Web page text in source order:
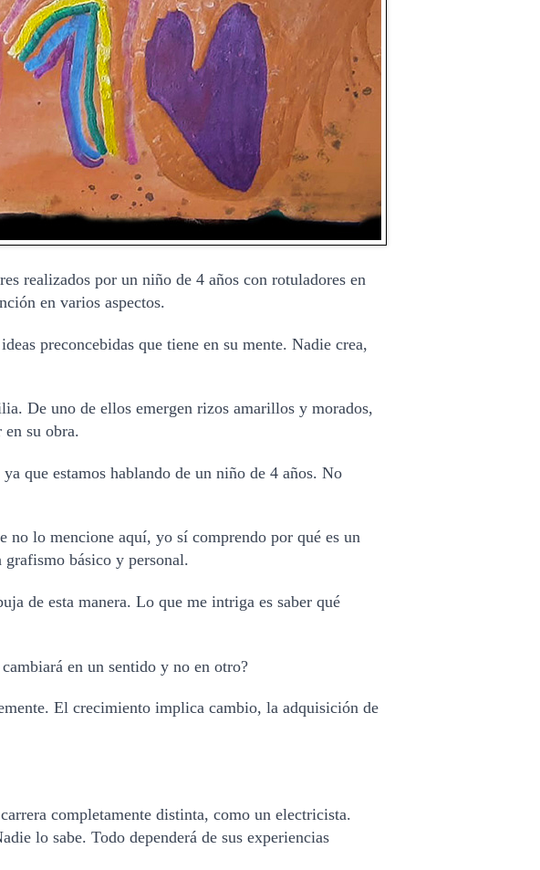
realizados por un niño de 4 años con rotuladores en
en varios aspectos.
preconcebidas que tiene en su mente. Nadie crea,
De uno de ellos emergen rizos amarillos y morados,
su obra.
que estamos hablando de un niño de 4 años. No
lo mencione aquí, yo sí comprendo por qué es un
básico y personal.
de esta manera. Lo que me intriga es saber qué
en un sentido y no en otro?
El crecimiento implica cambio, la adquisición de
completamente distinta, como un electricista.
lo sabe. Todo dependerá de sus experiencias